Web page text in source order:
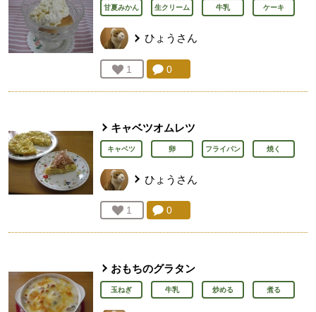
甘夏みかん 生クリーム 牛乳 ケーキ
ひょう さん
お気に入り登録：
1 人が登録コメント：
0
キャベツオムレツ
キャベツ 卵 フライパン 焼く
ひょう さん
お気に入り登録：
1 人が登録コメント：
0
おもちのグラタン
玉ねぎ 牛乳 炒める 煮る